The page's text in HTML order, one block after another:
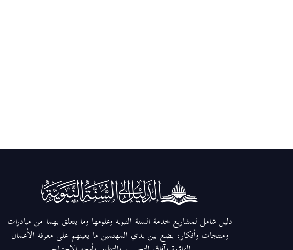
دليل شامل لمشاريع خدمة السنة النبوية وعلومها وما يتعلق بهما من مبادرات
ومنتجات وأفكار، يضع بين يدي المهتمين ما يعينهم على معرفة الأعمال